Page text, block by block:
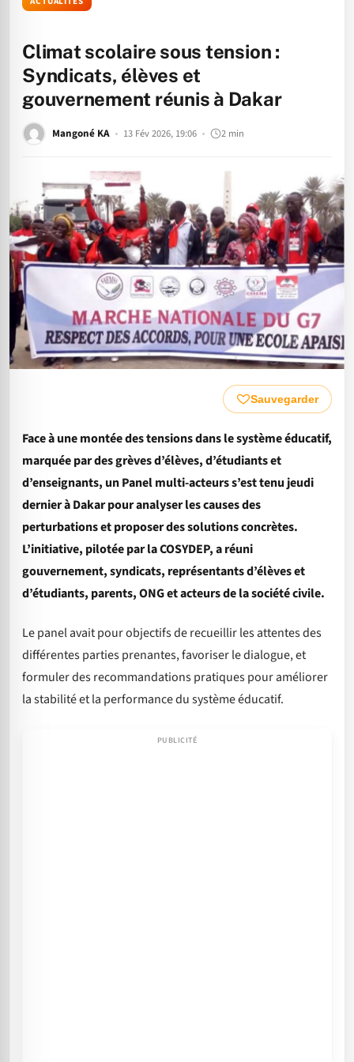
Climat scolaire sous tension :
Syndicats, élèves et
gouvernement réunis à Dakar
Mangoné KA 13 Fév 2026, 19:06 2 min
Sauvegarder
Face à une montée des tensions dans le système éducatif,
marquée par des grèves d’élèves, d’étudiants et
d’enseignants, un Panel multi-acteurs s’est tenu jeudi
dernier à Dakar pour analyser les causes des
perturbations et proposer des solutions concrètes.
L’initiative, pilotée par la COSYDEP, a réuni
gouvernement, syndicats, représentants d’élèves et
d’étudiants, parents, ONG et acteurs de la société civile.
Le panel avait pour objectifs de recueillir les attentes des
différentes parties prenantes, favoriser le dialogue, et
formuler des recommandations pratiques pour améliorer
la stabilité et la performance du système éducatif.